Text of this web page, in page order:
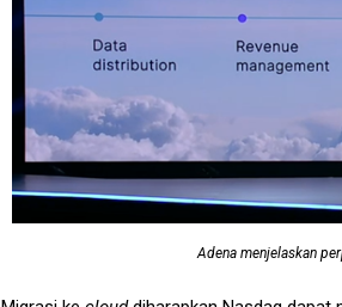
Adena menjelaskan